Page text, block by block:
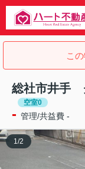
こ
総社市井手
空室0
- 管理/共益費 -
1 /2